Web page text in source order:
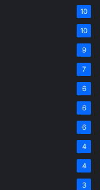
10
10
9
7
6
6
6
4
4
3